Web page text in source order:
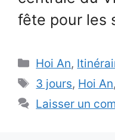
fête pour les
Catégories
Hoi An,
Étiquettes
3 jours, Hoi An,
Laisser un